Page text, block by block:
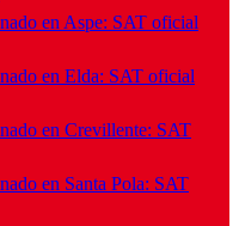
en Aspe: SAT oficial
en Elda: SAT oficial
en Crevillente: SAT
en Santa Pola: SAT